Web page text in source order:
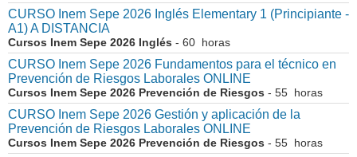
CURSO Inem Sepe 2026 Inglés Elementary 1 (Principiante -
A1) A DISTANCIA
Cursos Inem Sepe 2026 Inglés - 60 horas
CURSO Inem Sepe 2026 Fundamentos para el técnico en
Prevención de Riesgos Laborales ONLINE
Cursos Inem Sepe 2026 Prevención de Riesgos - 55 horas
CURSO Inem Sepe 2026 Gestión y aplicación de la
Prevención de Riesgos Laborales ONLINE
Cursos Inem Sepe 2026 Prevención de Riesgos - 55 horas